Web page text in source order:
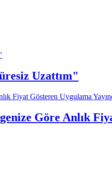
Uzattım"
Göre Anlık